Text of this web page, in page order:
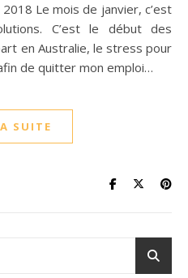
Le mois de janvier, c’est
C’est le début des
en Australie, le stress pour
de quitter mon emploi…
SUITE